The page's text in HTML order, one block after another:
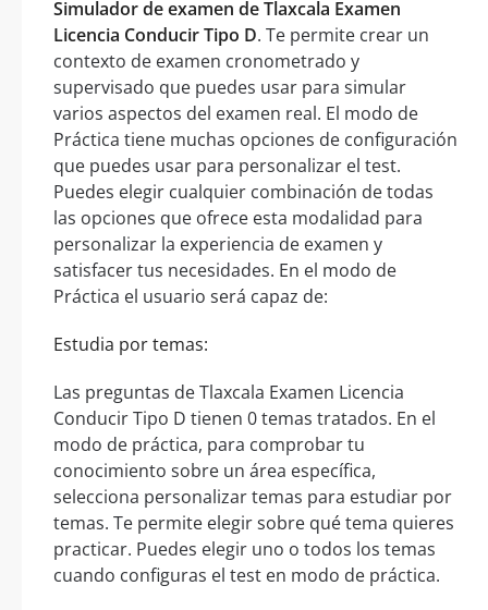
Simulador de examen de Tlaxcala Examen
Licencia Conducir Tipo D. Te permite crear un
contexto de examen cronometrado y
supervisado que puedes usar para simular
varios aspectos del examen real. El modo de
Práctica tiene muchas opciones de configuración
que puedes usar para personalizar el test.
Puedes elegir cualquier combinación de todas
las opciones que ofrece esta modalidad para
personalizar la experiencia de examen y
satisfacer tus necesidades. En el modo de
Práctica el usuario será capaz de:
Estudia por temas:
Las preguntas de Tlaxcala Examen Licencia
Conducir Tipo D tienen 0 temas tratados. En el
modo de práctica, para comprobar tu
conocimiento sobre un área específica,
selecciona personalizar temas para estudiar por
temas. Te permite elegir sobre qué tema quieres
practicar. Puedes elegir uno o todos los temas
cuando configuras el test en modo de práctica.